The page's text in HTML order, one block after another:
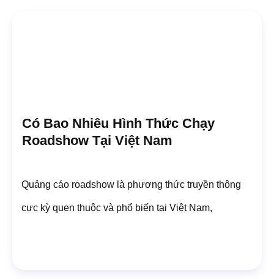
Có Bao Nhiêu Hình Thức Chạy
Roadshow Tại Việt Nam
Quảng cáo roadshow là phương thức truyền thông
cực kỳ quen thuộc và phổ biến tại Việt Nam,